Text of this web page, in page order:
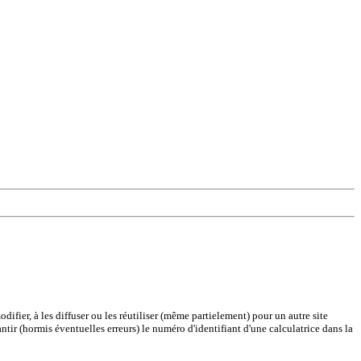
à les diffuser ou les réutiliser (même partielement) pour un autre site
(hormis éventuelles erreurs) le numéro d'identifiant d'une calculatrice dans la